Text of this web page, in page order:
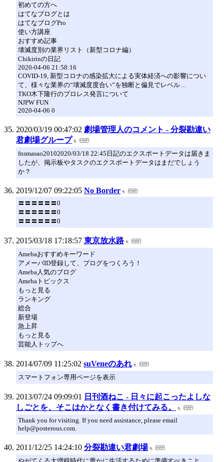
初めての方へ
はてなブログとは
はてなブログPro
使い方講座
おすすめ記事
壊滅度別の業界リスト（新型コロナ編）
Chikirinの日記
2020-04-06 21:58:16
COVID-19, 新型コロナの感染拡大による実体経済への影響につい
て、様々な業界の“壊滅度度合い”を独断と偏見でレベル…
TKO木下隆行のプロレス発言について
NJPW FUN
2020-04-06 0
2020/03/19 00:47:02 劇場管理人のコメント - 分裂勘違い
君劇場グループ
fnsmasao20102020/03/18 22:45日記のエクスポートデータは届きま
したが、掲示板やタスクのエクスポートデータはまだでしょう
か？
2019/12/07 09:22:05 No Border
〓〓〓〓〓〓0
〓〓〓〓〓〓0
〓〓〓〓〓〓0
2015/03/18 17:18:57 東京放水路
Amebaおすすめキーワード
アメーバID登録して、ブログをつくろう！
Ameba人気のブログ
Amebaトピックス
もっと見る
ランキング
総合
新登場
急上昇
もっと見る
芸能人トップへ
2014/07/09 11:25:02 suVeneのあれ
スマートフォン専用ページを表示
2013/07/24 09:09:01
日刊酒ねこ - 日々に起こったよしな
しごとを、そこはかとなく書き付けてみる。
Thank you for visiting. If you need assistance, please email
help@posterous.com.
2011/12/25 14:24:10 分裂勘違い君劇場